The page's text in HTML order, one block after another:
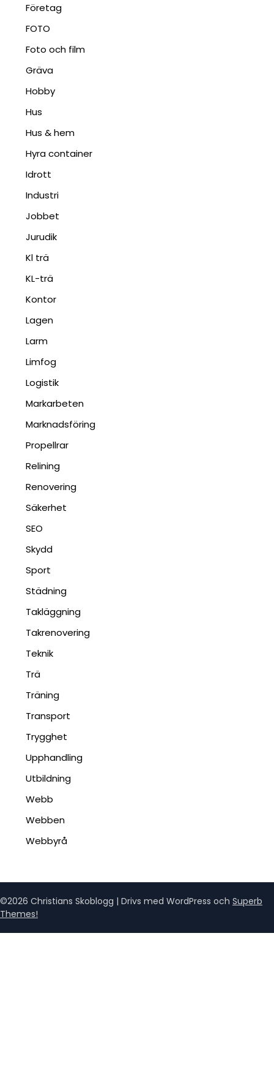
Företag
FOTO
Foto och film
Gräva
Hobby
Hus
Hus & hem
Hyra container
Idrott
Industri
Jobbet
Jurudik
Kl trä
KL-trä
Kontor
Lagen
Larm
Limfog
Logistik
Markarbeten
Marknadsföring
Propellrar
Relining
Renovering
Säkerhet
SEO
Skydd
Sport
Städning
Takläggning
Takrenovering
Teknik
Trä
Träning
Transport
Trygghet
Upphandling
Utbildning
Webb
Webben
Webbyrå
©2026 Christians Skoblogg | Drivs med WordPress och Superb
Themes!